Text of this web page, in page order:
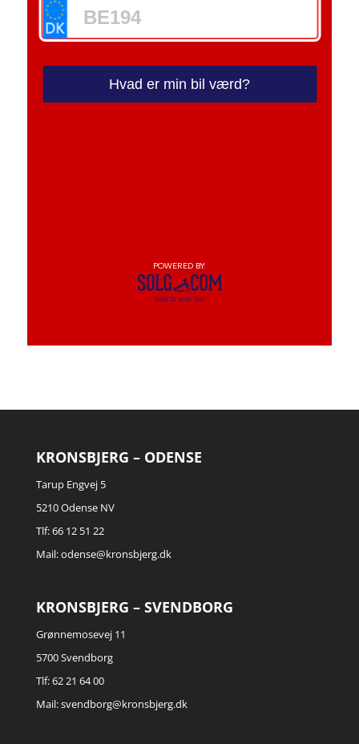
KRONSBJERG – ODENSE
Tarup Engvej 5
5210 Odense NV
Tlf: 66 12 51 22
Mail:odense@kronsbjerg.dk
KRONSBJERG – SVENDBORG
Grønnemosevej 11
5700 Svendborg
Tlf: 62 21 64 00
Mail:svendborg@kronsbjerg.dk